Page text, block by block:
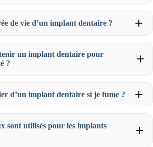
de vie d’un implant dentaire ?
un implant dentaire pour
?
d’un implant dentaire si je fume ?
sont utilisés pour les implants